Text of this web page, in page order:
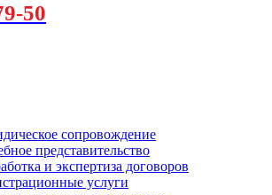
50
сопровождение
представительство
и экспертиза договоров
услуги